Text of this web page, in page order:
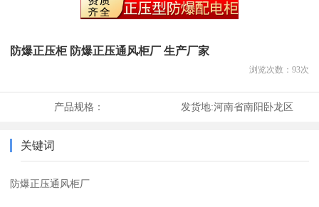
防爆正压柜 防爆正压通风柜厂 生产厂家
浏览次数： 93次
产品规格： 发货地:河南省南阳卧龙区
关键词
防爆正压通风柜厂